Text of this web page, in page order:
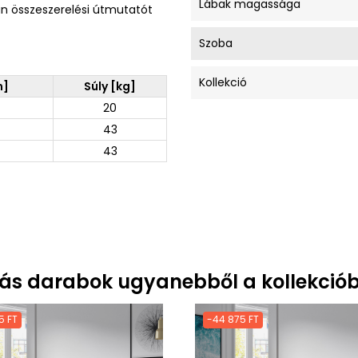
összeszerelési útmutatót
Súly [kg]
20
43
43
Lábak magassága
Szoba
Kollekció
darabok ugyanebből a
FT -44 875 FT